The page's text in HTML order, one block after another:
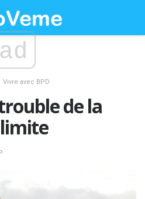
ad
Vivre avec BPD
de la